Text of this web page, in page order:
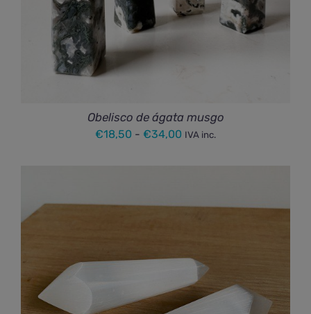
Obelisco de ágata musgo
€18,50 - €34,00 Rango
€18,50
IVA inc.